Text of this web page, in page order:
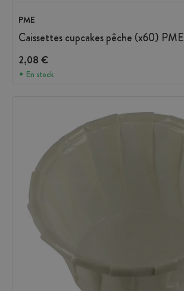
PME
Caissettes cupcakes pêche (x60) PME
2,08 €
En stock